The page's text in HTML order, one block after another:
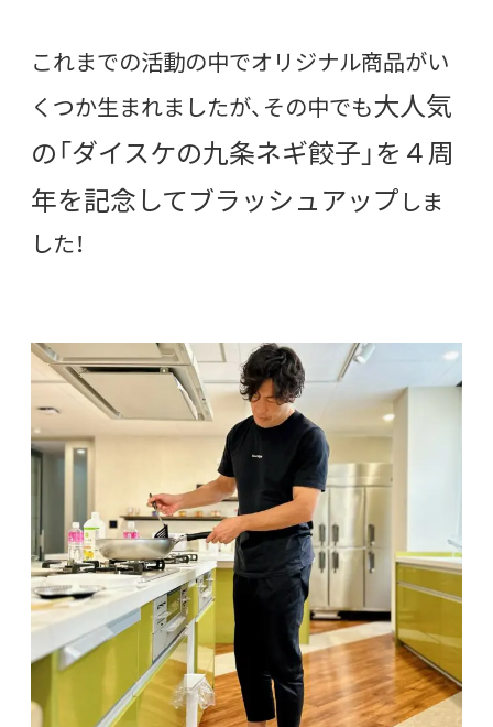
これまでの活動の中でオリジナル商品がい
くつか生まれましたが、その中でも大人気
の「ダイスケの九条ネギ餃子」を４周
年を記念してブラッシュアップ しま
した！